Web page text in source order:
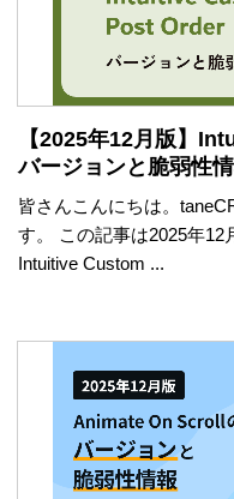
【2025年12月版】
バージョンと脆弱性
皆さんこんにちは。
す。 この記事は2025年12
Intuitive Custom ...